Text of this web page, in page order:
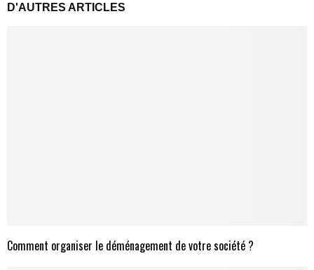
D'AUTRES ARTICLES
Comment organiser le déménagement de votre société ?